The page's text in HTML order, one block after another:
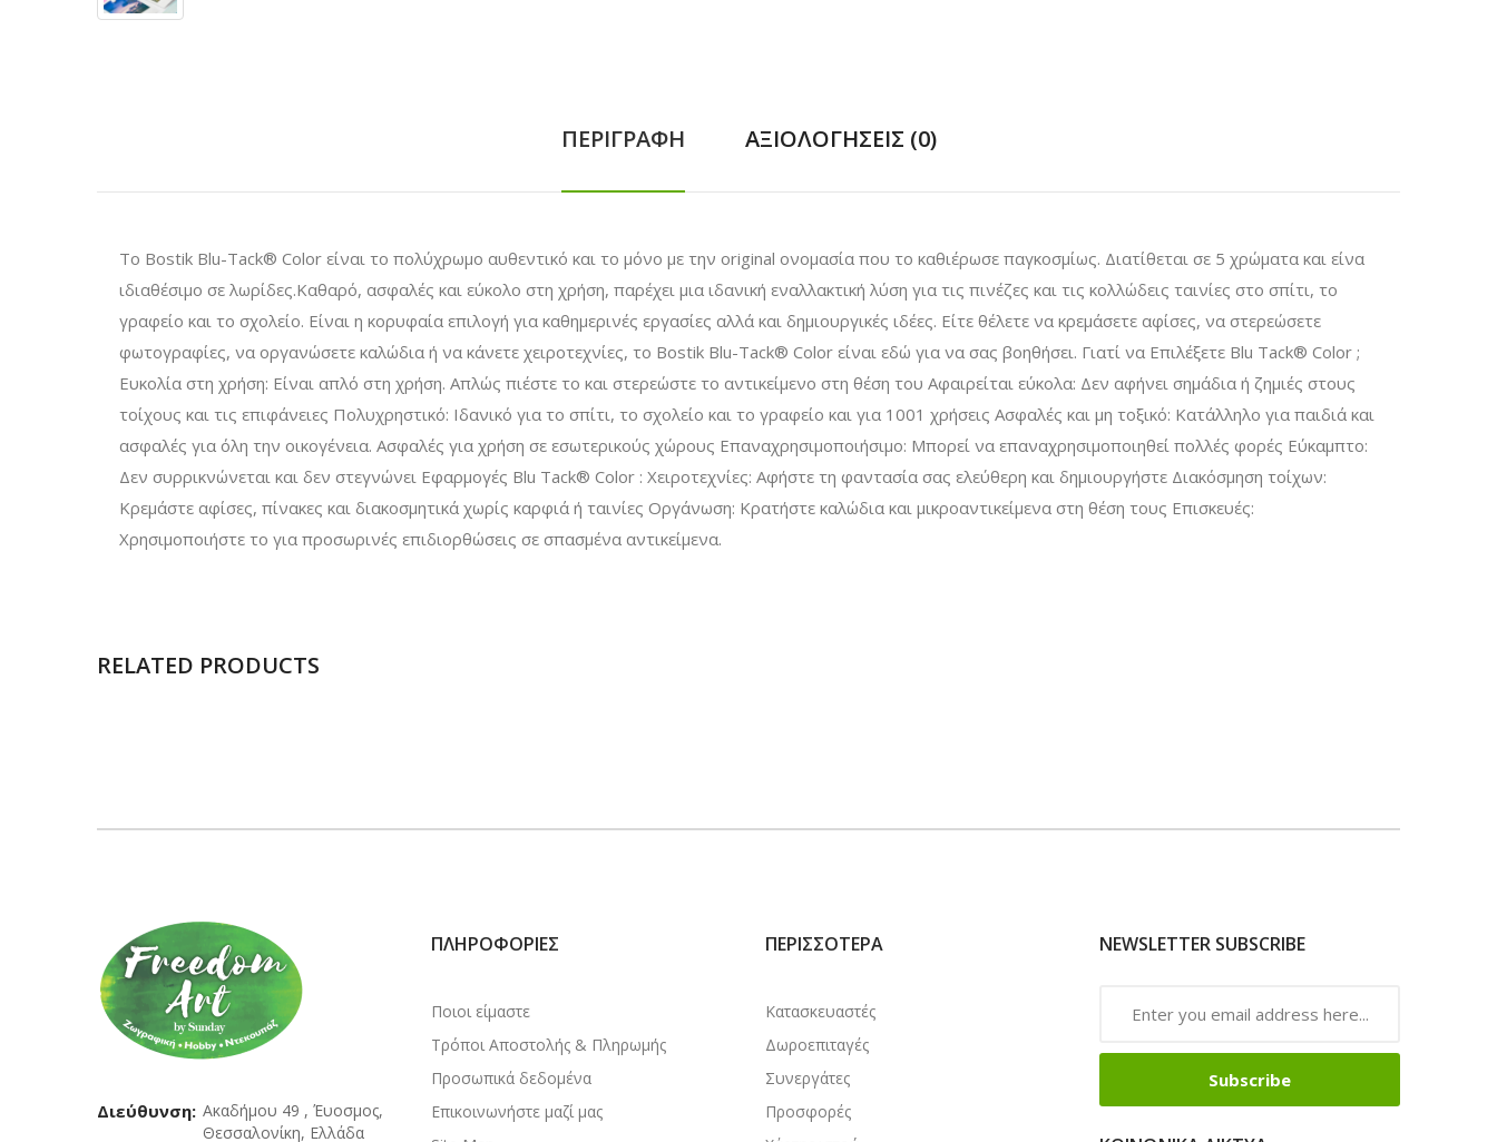
ΠΕΡΙΓΡΑΦΉ ΑΞΙΟΛΟΓΉΣΕΙΣ (0)
Το Bostik Blu-Tack® Color είναι το πολύχρωμο αυθεντικό και το μόνο με την original ονομασία που το καθιέρωσε παγκοσμίως. Διατίθεται σε 5 χρώματα και είνα
ιδιαθέσιμο σε λωρίδες.Καθαρό, ασφαλές και εύκολο στη χρήση, παρέχει μια ιδανική εναλλακτική λύση για τις πινέζες και τις κολλώδεις ταινίες στο σπίτι, το
γραφείο και το σχολείο. Είναι η κορυφαία επιλογή για καθημερινές εργασίες αλλά και δημιουργικές ιδέες. Είτε θέλετε να κρεμάσετε αφίσες, να στερεώσετε
φωτογραφίες, να οργανώσετε καλώδια ή να κάνετε χειροτεχνίες, το Bostik Blu-Tack® Color είναι εδώ για να σας βοηθήσει. Γιατί να Επιλέξετε Blu Tack® Color ;
Ευκολία στη χρήση: Είναι απλό στη χρήση. Απλώς πιέστε το και στερεώστε το αντικείμενο στη θέση του Αφαιρείται εύκολα: Δεν αφήνει σημάδια ή ζημιές στους
τοίχους και τις επιφάνειες Πολυχρηστικό: Ιδανικό για το σπίτι, το σχολείο και το γραφείο και για 1001 χρήσεις Ασφαλές και μη τοξικό: Κατάλληλο για παιδιά και
ασφαλές για όλη την οικογένεια. Ασφαλές για χρήση σε εσωτερικούς χώρους Επαναχρησιμοποιήσιμο: Μπορεί να επαναχρησιμοποιηθεί πολλές φορές Εύκαμπτο:
Δεν συρρικνώνεται και δεν στεγνώνει Εφαρμογές Blu Tack® Color : Χειροτεχνίες: Αφήστε τη φαντασία σας ελεύθερη και δημιουργήστε Διακόσμηση τοίχων:
Κρεμάστε αφίσες, πίνακες και διακοσμητικά χωρίς καρφιά ή ταινίες Οργάνωση: Κρατήστε καλώδια και μικροαντικείμενα στη θέση τους Επισκευές:
Χρησιμοποιήστε το για προσωρινές επιδιορθώσεις σε σπασμένα αντικείμενα.
RELATED PRODUCTS
Διεύθυνση: Ακαδήμου 49 , Έυοσμος,
Θεσσαλονίκη, Ελλάδα
ΠΛΗΡΟΦΟΡΊΕΣ
Ποιοι είμαστε
Τρόποι Αποστολής & Πληρωμής
Προσωπικά δεδομένα
Επικοινωνήστε μαζί μας
ΠΕΡΙΣΣΌΤΕΡΑ
Κατασκευαστές
Δωροεπιταγές
Συνεργάτες
Προσφορές
NEWSLETTER SUBSCRIBE
Subscribe